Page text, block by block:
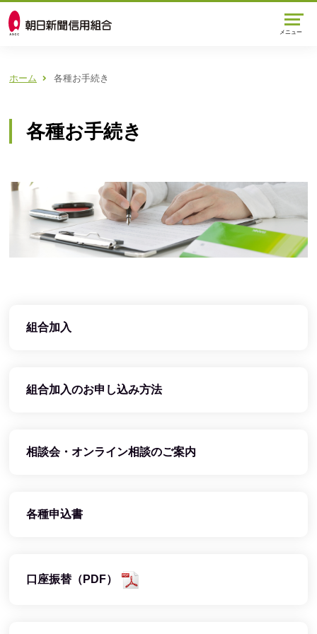
メニュー
ホーム 各種お手続き
各種お手続き
組合加入
組合加入のお申し込み方法
相談会・オンライン相談のご案内
各種申込書
口座振替（PDF）